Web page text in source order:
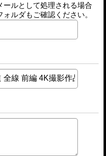
ールとして処理される場合
ルダもご確認ください。